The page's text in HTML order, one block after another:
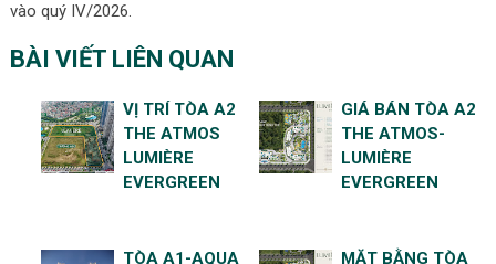
vào quý IV/2026.
BÀI VIẾT LIÊN QUAN
VỊ TRÍ TÒA A2
THE ATMOS
LUMIÈRE
EVERGREEN
GIÁ BÁN TÒA A2
THE ATMOS-
LUMIÈRE
EVERGREEN
TÒA A1-AQUA
MẶT BẰNG TÒA